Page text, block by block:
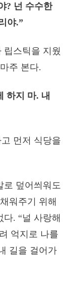
? 넌 수수한
야.”
립스틱을 지웠
주 본다.
하지 마. 내
먼저 식당을
로 덮어씌워도
워주기 위해
. “널 사랑해
억지로 나를
길을 걸어가